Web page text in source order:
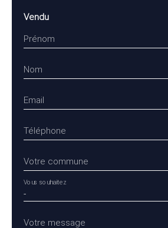
Vendu
Prénom
Nom
Email
Téléphone
Votre commune
-
Vous souhaitez
Votre message